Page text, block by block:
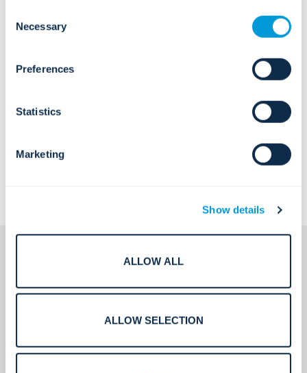
cookies. Click "Show details" below for more information
about who we share your information with.
Selection
Necessary
Preferences
Statistics
Marketing
Show details
ALLOW ALL
ALLOW SELECTION